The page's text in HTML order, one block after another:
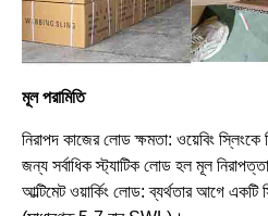
মূল পরামিতি
নিরাপদ কাজের লোড ক্ষমতা: ওয়েবিং
জন্য সর্বাধিক স্ট্যাটিক লোড হল মূল নিরাপত্তা
আল্টিমেট ওয়ার্কিং লোড: ব্যর্থতার আগে